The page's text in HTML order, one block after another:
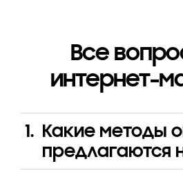
Все
интернет-
Какие методы
предлагаются